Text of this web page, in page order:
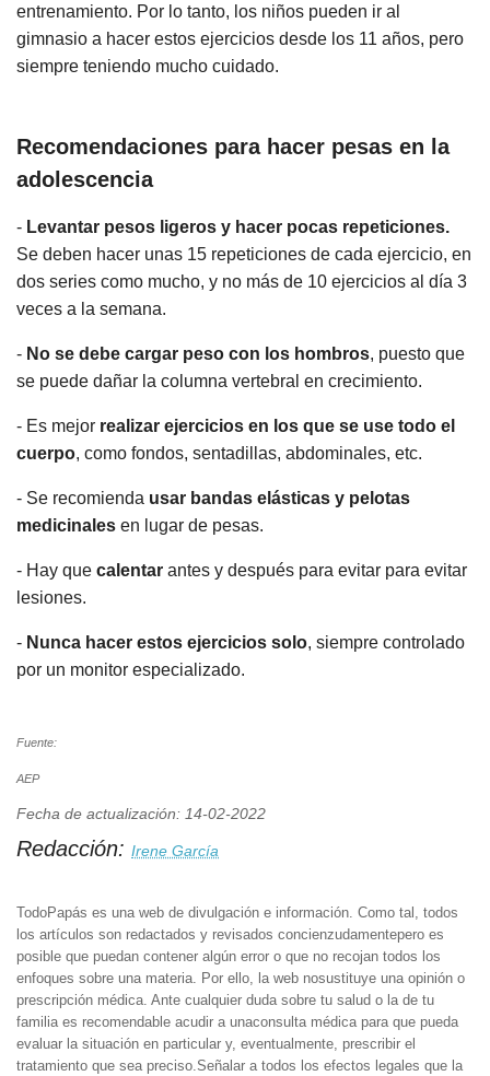
entrenamiento. Por lo tanto, los niños pueden ir al
gimnasio a hacer estos ejercicios desde los 11 años, pero
siempre teniendo mucho cuidado.
Recomendaciones para hacer pesas en la
adolescencia
- Levantar pesos ligeros y hacer pocas repeticiones.
Se deben hacer unas 15 repeticiones de cada ejercicio, en
dos series como mucho, y no más de 10 ejercicios al día 3
veces a la semana.
- No se debe cargar peso con los hombros, puesto que
se puede dañar la columna vertebral en crecimiento.
- Es mejor realizar ejercicios en los que se use todo el
cuerpo, como fondos, sentadillas, abdominales, etc.
- Se recomienda usar bandas elásticas y pelotas
medicinales en lugar de pesas.
- Hay que calentar antes y después para evitar para evitar
lesiones.
- Nunca hacer estos ejercicios solo, siempre controlado
por un monitor especializado.
Fuente:
AEP
Fecha de actualización: 14-02-2022
Redacción: Irene García
TodoPapás es una web de divulgación e información. Como tal, todos
los artículos son redactados y revisados concienzudamentepero es
posible que puedan contener algún error o que no recojan todos los
enfoques sobre una materia. Por ello, la web nosustituye una opinión o
prescripción médica. Ante cualquier duda sobre tu salud o la de tu
familia es recomendable acudir a unaconsulta médica para que pueda
evaluar la situación en particular y, eventualmente, prescribir el
tratamiento que sea preciso.Señalar a todos los efectos legales que la